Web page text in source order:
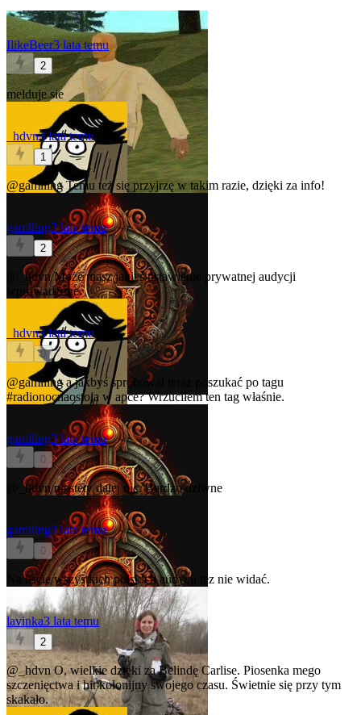
IlikeBeer3 lata temu
2
melduje sie
_hdvn3 lata temu
1
@gamllingTemu też się przyjrzę w takim razie, dzięki za info!
gamlling3 lata temu
2
@_hdvnMoże masz jakieś ustawienie prywatnej audycji
wprowadzone.
_hdvn3 lata temu
0
@gamllinga jakbyś spróbował teraz poszukać po tagu
#radionocnaostoja w apce? Wrzuciłem ten tag właśnie.
gamlling3 lata temu
0
@_hdvnniestety dalej nic. Bardzo dziwne
gamlling3 lata temu
0
Na liście wszystkich polskich audycji tez nie widać.
lavinka3 lata temu
2
@_hdvnO, wielkie dzięki za Belindę Carlise. Piosenka mego
szczenięctwa i hit kolonijny swojego czasu. Świetnie się przy tym
skakało.